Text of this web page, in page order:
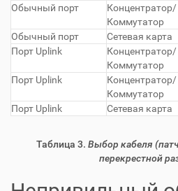
Обычный порт
Концентратор/
Коммутатор
Обычный порт Сетевая карта
Порт Uplink
Концентратор/
Коммутатор
Порт Uplink
Концентратор/
Коммутатор
Порт Uplink Сетевая карта
Таблица 3. Выбор кабеля
перекрестной